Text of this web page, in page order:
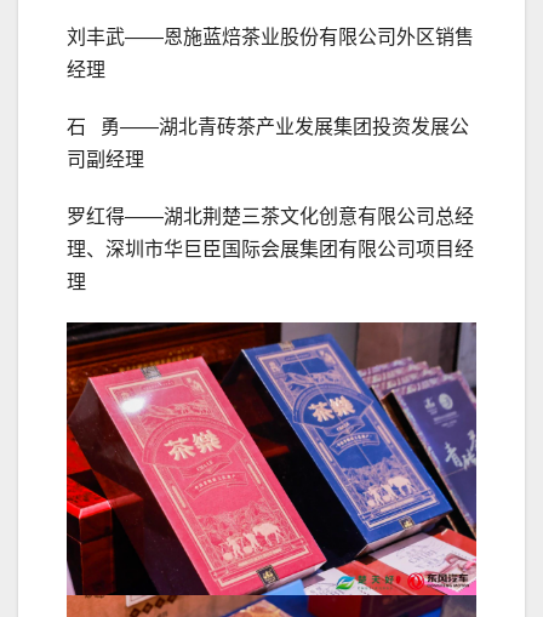
刘丰武——恩施蓝焙茶业股份有限公司外区销售
经理
石 勇——湖北青砖茶产业发展集团投资发展公
司副经理
罗红得——湖北荆楚三茶文化创意有限公司总经
理、深圳市华巨臣国际会展集团有限公司项目经
理